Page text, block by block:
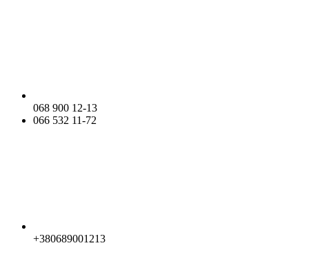
068 900 12-13
066 532 11-72
+380689001213